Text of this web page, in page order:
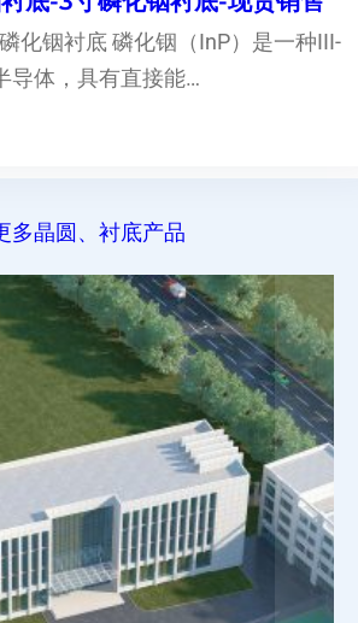
化铟衬底 磷化铟（InP）是一种III-
导体，具有直接能…
多晶圆、衬底产品